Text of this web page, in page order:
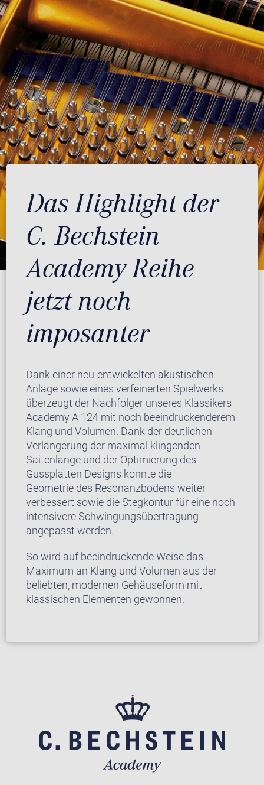
Das Highlight der
C. Bechstein
Academy Reihe
jetzt noch
imposanter
Dank einer neu-entwickelten akustischen
Anlage sowie eines verfeinerten Spielwerks
überzeugt der Nachfolger unseres Klassikers
Academy A 124 mit noch beeindruckenderem
Klang und Volumen. Dank der deutlichen
Verlängerung der maximal klingenden
Saitenlänge und der Optimierung des
Gussplatten Designs konnte die
Geometrie des Resonanzbodens weiter
verbessert sowie die Stegkontur für eine noch
intensivere Schwingungsübertragung
angepasst werden.
So wird auf beeindruckende Weise das
Maximum an Klang und Volumen aus der
beliebten, modernen Gehäuseform mit
klassischen Elementen gewonnen.